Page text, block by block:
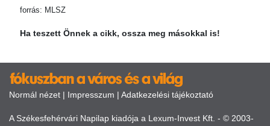
forrás: MLSZ
Ha teszett Önnek a cikk, ossza meg másokkal is!
Normál nézet | Impresszum | Adatkezelési tájékoztató
A Székesfehérvári Napilap kiadója a Lexum-Invest Kft. - © 2003-